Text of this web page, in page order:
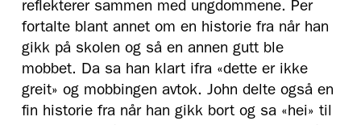
reflekterer sammen med ungdommene. Per
fortalte blant annet om en historie fra når han
gikk på skolen og så en annen gutt ble
mobbet. Da sa han klart ifra «dette er ikke
greit» og mobbingen avtok. John delte også en
fin historie fra når han gikk bort og sa «hei» til